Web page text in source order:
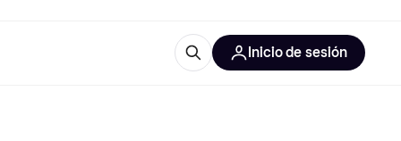
Inicio de sesión